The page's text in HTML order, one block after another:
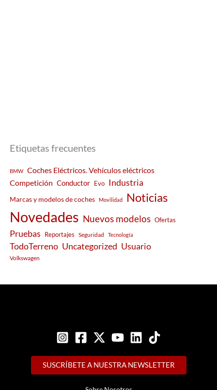
Etiquetas frecuentes
BMW
Coches Eléctricos. Vehículos eléctricos
Competición Conductor Evo Industria
Marcas y modelos de coches Movilidad Noticias
Novedades Nuevos modelos Ofertas
Pruebas Reportajes Seguridad Tecnología
TodoTerreno Uncategorized Usuario
Volkswagen
SUSCRÍBETE A NUESTRA NEWSLETTER